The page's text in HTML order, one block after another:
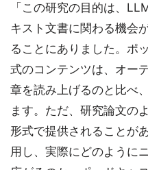
「この研究の目的は、
キスト文書に関わる機会
ることにありました。ポ
式のコンテンツは、オー
章を読み上げるのと比べ
ます。ただ、研究論文の
形式で提供されることが
用し、実際にどのように